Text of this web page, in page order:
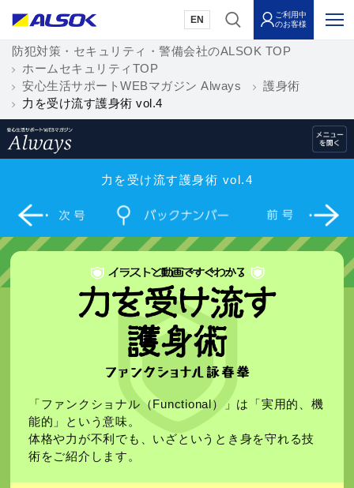
EN
ご利用中
のお客様
防犯対策・セキュリティ・警備会社のALSOK TOP
ホームセキュリティTOP
安心生活サポートWEBマガジン Always
護身術
力を受け流す護身術 vol.4
力を受け流す護身術 vol.4
「ファンクショナル（Functional）」は「実用的、機
能的」という意味。
体格や力が不利でも、いざというとき身を守れる技
術をご紹介します。